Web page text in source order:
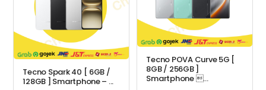
Tecno POVA Curve 5G [
8GB / 256GB ]
Smartphone ...
Tecno Spark 40 [ 6GB /
128GB ] Smartphone – ...